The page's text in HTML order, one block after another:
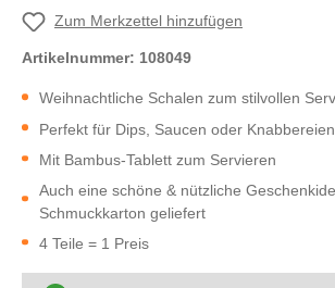
Zum Merkzettel hinzufügen
Artikelnummer: 108049
Weihnachtliche Schalen zum stilvollen
Perfekt für Dips, Saucen oder Knabbereien
Mit Bambus-Tablett zum Servieren
Auch eine schöne & nützliche
Schmuckkarton geliefert
4 Teile = 1 Preis